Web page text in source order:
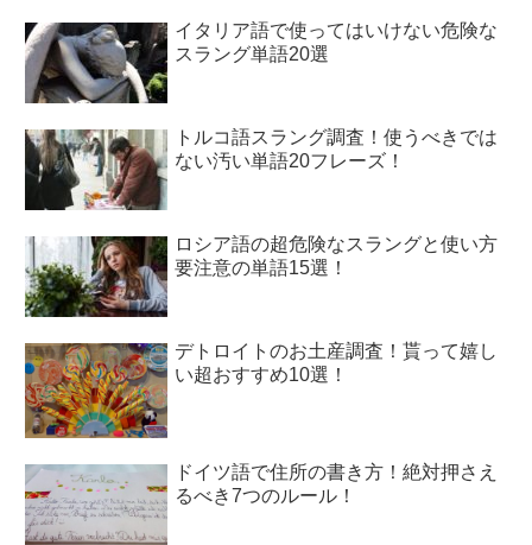
イタリア語で使ってはいけない危険な
スラング単語20選
トルコ語スラング調査！使うべきでは
ない汚い単語20フレーズ！
ロシア語の超危険なスラングと使い方
要注意の単語15選！
デトロイトのお土産調査！貰って嬉し
い超おすすめ10選！
ドイツ語で住所の書き方！絶対押さえ
るべき7つのルール！